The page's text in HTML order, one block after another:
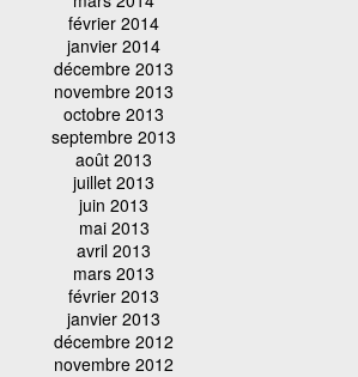
février 2014
janvier 2014
décembre 2013
novembre 2013
octobre 2013
septembre 2013
août 2013
juillet 2013
juin 2013
mai 2013
avril 2013
mars 2013
février 2013
janvier 2013
décembre 2012
novembre 2012